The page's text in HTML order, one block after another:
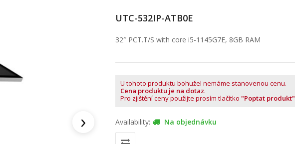
›
UTC-532IP-ATB0E
32″ PCT.T/S with core i5-1145G7E, 8GB RAM
U tohoto produktu bohužel nemáme stanovenou cenu.
Cena produktu je na dotaz.
Pro zjištění ceny použijte prosím tlačítko "Poptat produkt"
Availability: Na objednávku